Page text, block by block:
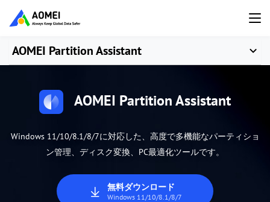
AOMEI Partition Assistant
AOMEI Partition Assistant
Windows 11/10/8.1/8/7に対応した、高度で多機能なパーティショ
ン管理、ディスク変換、PC最適化ツールです。
無料ダウンロード
Windows 11/10/8.1/8/7